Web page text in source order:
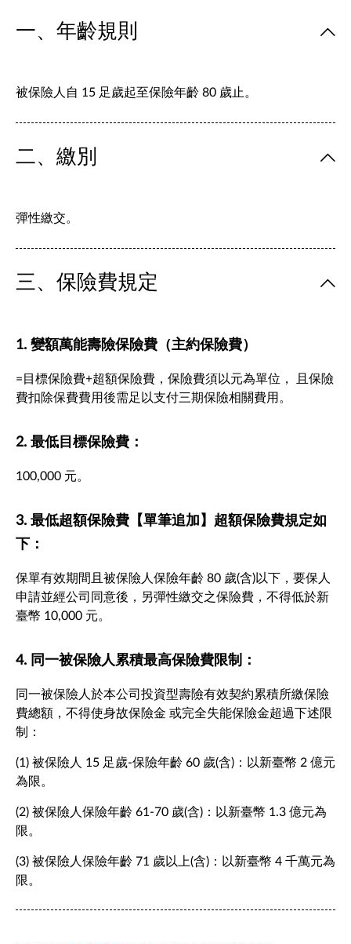
一、年齡規則
被保險人自 15 足歲起至保險年齡 80 歲止。
二、繳別
彈性繳交。
三、保險費規定
1. 變額萬能壽險保險費（主約保險費）
=目標保險費+超額保險費，保險費須以元為單位， 且保險
費扣除保費費用後需足以支付三期保險相關費用。
2. 最低目標保險費：
100,000 元。
3. 最低超額保險費【單筆追加】超額保險費規定如
下：
保單有效期間且被保險人保險年齡 80 歲(含)以下，要保人
申請並經公司同意後，另彈性繳交之保險費，不得低於新
臺幣 10,000 元。
4. 同一被保險人累積最高保險費限制：
同一被保險人於本公司投資型壽險有效契約累積所繳保險
費總額，不得使身故保險金 或完全失能保險金超過下述限
制：
(1) 被保險人 15 足歲-保險年齡 60 歲(含)：以新臺幣 2 億元
為限。
(2) 被保險人保險年齡 61-70 歲(含)：以新臺幣 1.3 億元為
限。
(3) 被保險人保險年齡 71 歲以上(含)：以新臺幣 4 千萬元為
限。